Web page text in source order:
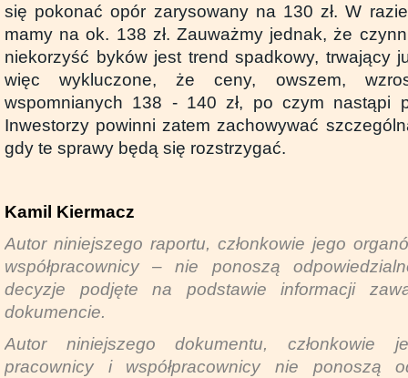
się pokonać opór zarysowany na 130 zł. W
mamy na ok. 138 zł. Zauważmy jednak, że
niekorzyść byków jest trend spadkowy, trwający
więc wykluczone, że ceny, owszem,
wspomnianych 138 - 140 zł, po czym nastąpi
Inwestorzy powinni zatem zachowywać
gdy te sprawy będą się rozstrzygać.
Kamil Kiermacz
Autor niniejszego raportu, członkowie jego
współpracownicy – nie ponoszą
decyzje podjęte na podstawie informacji
dokumencie.
Autor niniejszego dokumentu, członkowie
pracownicy i współpracownicy nie ponoszą